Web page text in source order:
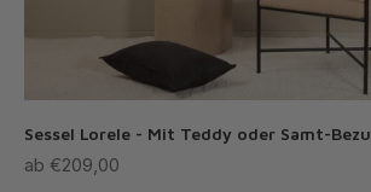
Sessel Lorele - Mit Teddy oder Samt-
Angebot
ab €209,00